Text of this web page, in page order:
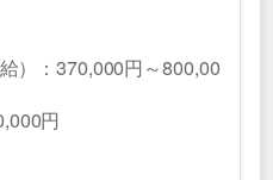
）：370,000円～800,00
円